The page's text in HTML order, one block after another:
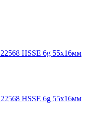
HSSE 6g 55х16мм
HSSE 6g 55х16мм